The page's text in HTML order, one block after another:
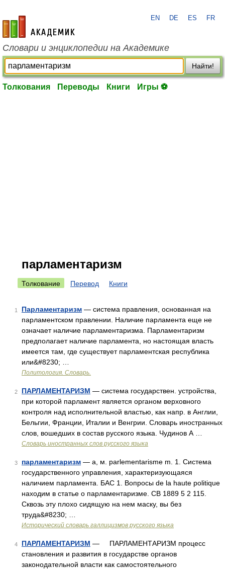
academic.ru
EN DE ES FR
Словари и энциклопедии на Академике
Найти!
Толкования Переводы Книги Игры ⚽
парламентаризм
Толкование Перевод Книги
1 Парламентаризм — система правления, основанная на
парламентском правлении. Наличие парламента еще не
означает наличие парламентаризма. Парламентаризм
предполагает наличие парламента, но настоящая власть
имеется там, где существует парламентская республика
или&#8230; …
Политология. Словарь.
2 ПАРЛАМЕНТАРИЗМ — система государствен. устройства,
при которой парламент является органом верховного
контроля над исполнительной властью, как напр. в Англии,
Бельгии, Франции, Италии и Венгрии. Словарь иностранных
слов, вошедших в состав русского языка. Чудинов А …
Словарь иностранных слов русского языка
3 парламентаризм — а, м. parlementarisme m. 1. Система
государственного управления, характеризующаяся
наличием парламента. БАС 1. Вопросы de la haute politique
находим в статье о парламентаризме. СВ 1889 5 2 115.
Сквозь эту плохо сидящую на нем маску, вы без
труда&#8230; …
Исторический словарь галлицизмов русского языка
4 ПАРЛАМЕНТАРИЗМ — ПАРЛАМЕНТАРИЗМ процесс
становления и развития в государстве органов
законодательной власти как самостоятельного